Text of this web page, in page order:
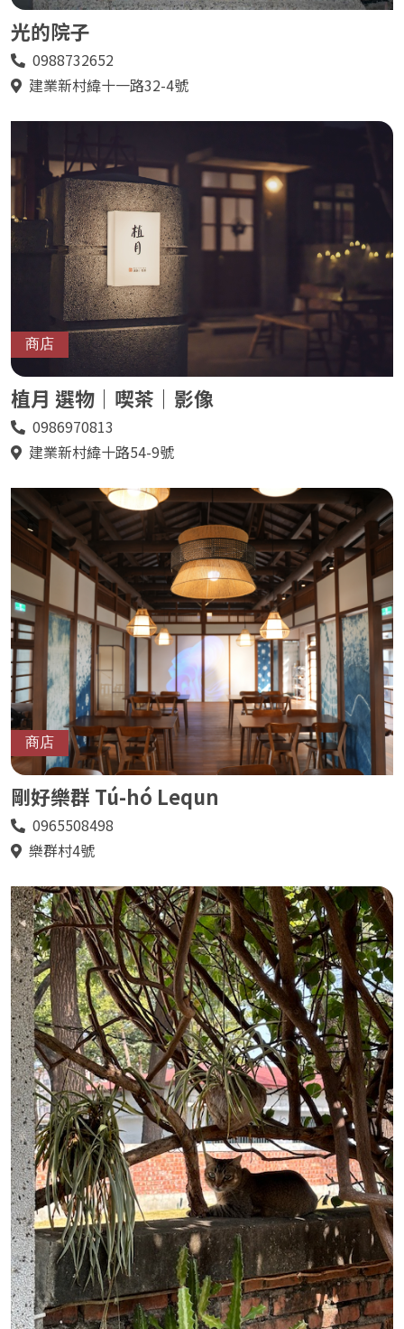
光的院子
電
0988732652
地建業新村緯十一路32-4號
商店
植月 選物｜喫茶｜影像
電
0986970813
地建業新村緯十路54-9號
商店
剛好樂群 Tú-hó Lequn
電
0965508498
地樂群村4號